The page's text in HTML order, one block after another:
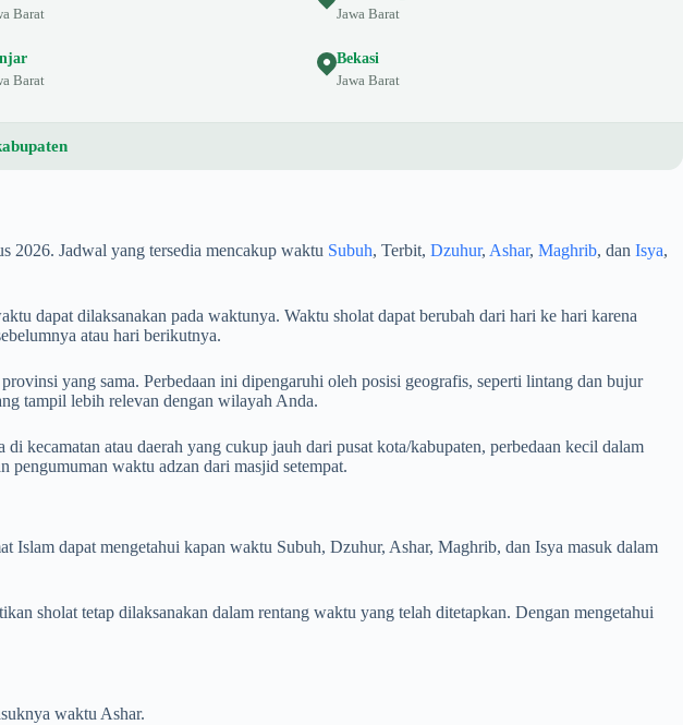
Barat
Jawa Barat
Barat
Bekasi
Jawa Barat
2026. Jadwal yang tersedia mencakup waktu Subuh, Terbit, Dzuhur, Ashar, Maghrib, dan Isya,
dapat dilaksanakan pada waktunya. Waktu sholat dapat berubah dari hari ke hari karena
atau hari berikutnya.
yang sama. Perbedaan ini dipengaruhi oleh posisi geografis, seperti lintang dan bujur
tampil lebih relevan dengan wilayah Anda.
kecamatan atau daerah yang cukup jauh dari pusat kota/kabupaten, perbedaan kecil dalam
waktu adzan dari masjid setempat.
dapat mengetahui kapan waktu Subuh, Dzuhur, Ashar, Maghrib, dan Isya masuk dalam
sholat tetap dilaksanakan dalam rentang waktu yang telah ditetapkan. Dengan mengetahui
waktu Ashar.